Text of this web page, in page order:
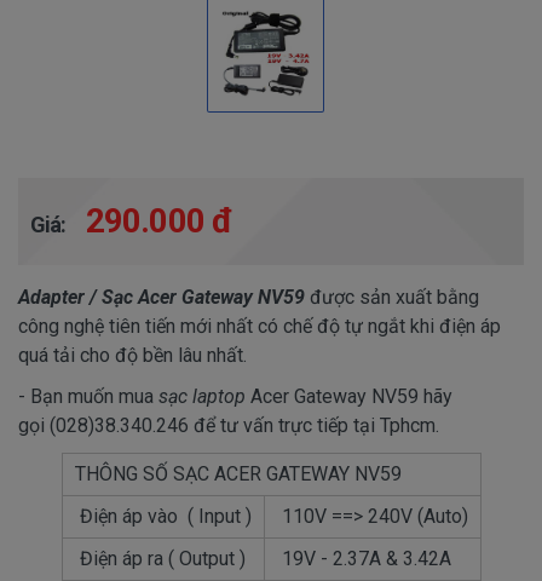
Giá: 290.000 đ
Adapter / Sạc Acer Gateway NV59 được sản xuất bằng
công nghệ tiên tiến mới nhất có chế độ tự ngắt khi điện áp
quá tải cho độ bền lâu nhất.
- Bạn muốn mua sạc laptop Acer Gateway NV59 hãy
gọi (028)38.340.246 để tư vấn trực tiếp tại Tphcm.
THÔNG SỐ SẠC ACER GATEWAY NV59
Điện áp vào ( Input )
110V ==> 240V (Auto)
Điện áp ra ( Output )
19V - 2.37A & 3.42A